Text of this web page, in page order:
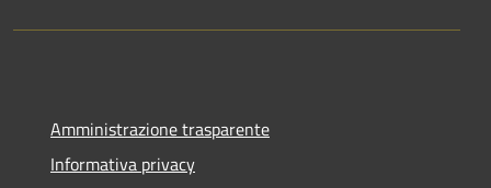
Amministrazione trasparente
Informativa privacy